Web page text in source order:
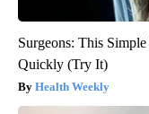
Surgeons: This
Quickly (Try It)
Health Weekly